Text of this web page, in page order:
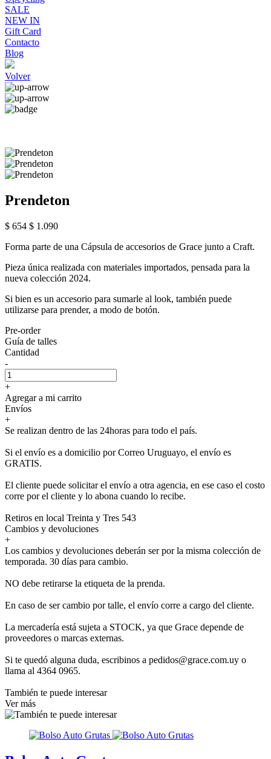
SALE
NEW IN
Gift Card
Contacto
Blog
Volver
Prendeton
$ 654 $ 1.090
Forma parte de una Cápsula de accesorios de Grace junto a Craft.
Pieza única realizada con materiales importados, pensada para la
nueva colección 2024.
Si bien es un accesorio para sumarle al look, también puede
utilizarse para prender, a modo de botón.
Pre-order
Guía de talles
Cantidad
-
+
Agregar a mi carrito
Envíos
+
Se realizan dentro de las 24horas para todo el país.
Si el envío es a domicilio por Correo Uruguayo, el envío es
GRATIS.
El cliente puede solicitar el envío a otra agencia, en ese caso el costo
corre por el cliente y lo abona cuando lo recibe.
Retiros en local Treinta y Tres 543
Cambios y devoluciones
+
Los cambios y devoluciones deberán ser por la misma colección de
temporada. 30 días para cambio.
NO debe retirarse la etiqueta de la prenda.
En caso de ser cambio por talle, el envío corre a cargo del cliente.
La mercadería está sujeta a STOCK, ya que Grace depende de
proveedores o marcas externas.
Si te quedó alguna duda, escribinos a pedidos@grace.com.uy o
llama al 4364 0965.
También te puede interesar
Ver más